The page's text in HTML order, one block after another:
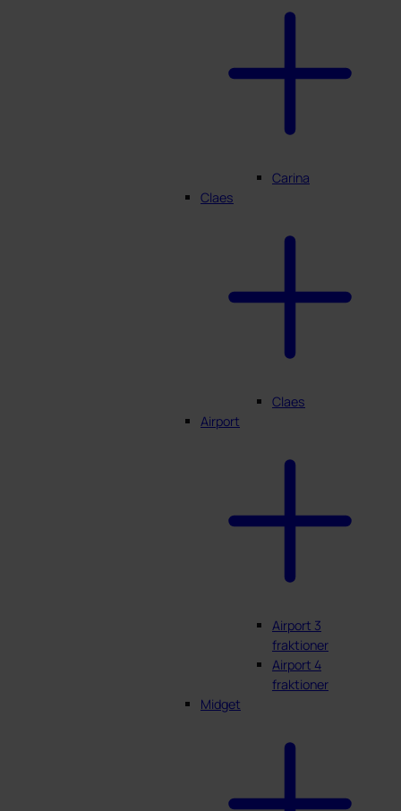
Carina
Claes
Claes
Airport
Airport 3
fraktioner
Airport 4
fraktioner
Midget